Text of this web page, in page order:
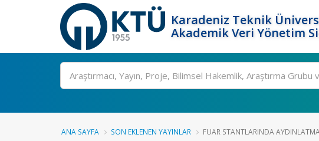
Karadeniz Teknik
Akademik Veri Yönetim
Ara
ANA SAYFA SON EKLENEN YAYINLAR FUAR STANTLARINDA